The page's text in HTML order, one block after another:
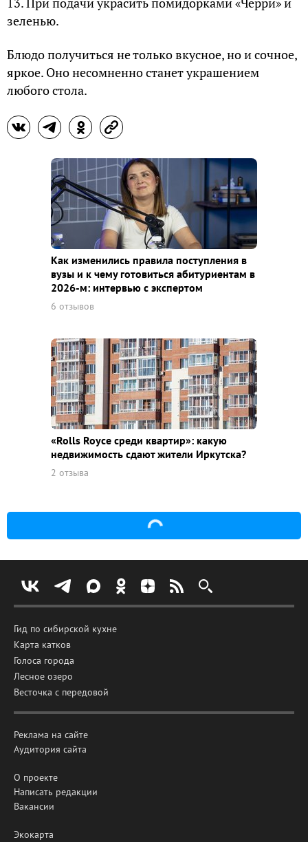
зеленью.
Блюдо получиться не только вкусное, но и сочное,
яркое. Оно несомненно станет украшением
любого стола.
Как изменились правила поступления в
вузы и к чему готовиться абитуриентам в
2026-м: интервью с экспертом
6 отзывов
«Rolls Royce среди квaртир»: какую
недвижимость сдают жители Иркутска?
2 отзыва
Гид по сибирской кухне
Карта катков
Голоса города
Лесное озеро
Весточка с передовой
Реклама на сайте
Аудитория сайта
О проекте
Написать редакции
Вакансии
Экокарта